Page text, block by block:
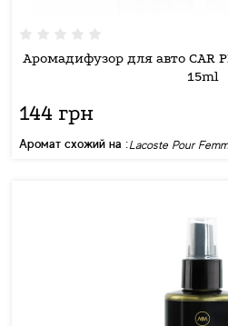
Аромадифузор для авто CAR
15ml
144 грн
Аромат схожий на :Lacoste Pour